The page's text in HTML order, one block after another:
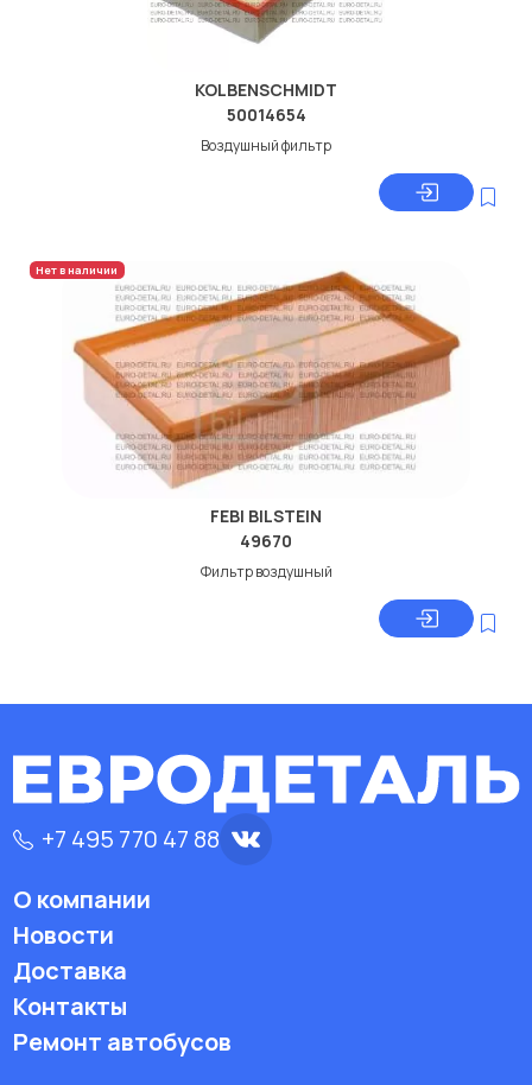
KOLBENSCHMIDT
50014654
Воздушный фильтр
Нет в наличии
FEBI BILSTEIN
49670
Фильтр воздушный
+7 495 770 47 88
О компании
Новости
Доставка
Контакты
Ремонт автобусов